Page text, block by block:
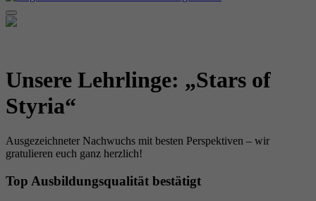
Unsere Lehrlinge: „Stars of
Styria“
Ausgezeichneter Nachwuchs mit besten Perspektiven – wir
gratulieren euch ganz herzlich!
Top Ausbildungsqualität bestätigt